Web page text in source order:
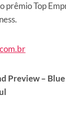
prêmio Top
Preview –